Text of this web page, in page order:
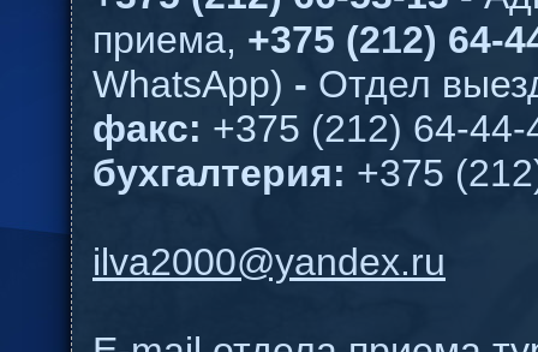
приема, +375 (212) 64-
WhatsApp) - Отдел
факс: +375 (212) 64-44-
бухгалтерия: +375
ilva2000@yandex.ru